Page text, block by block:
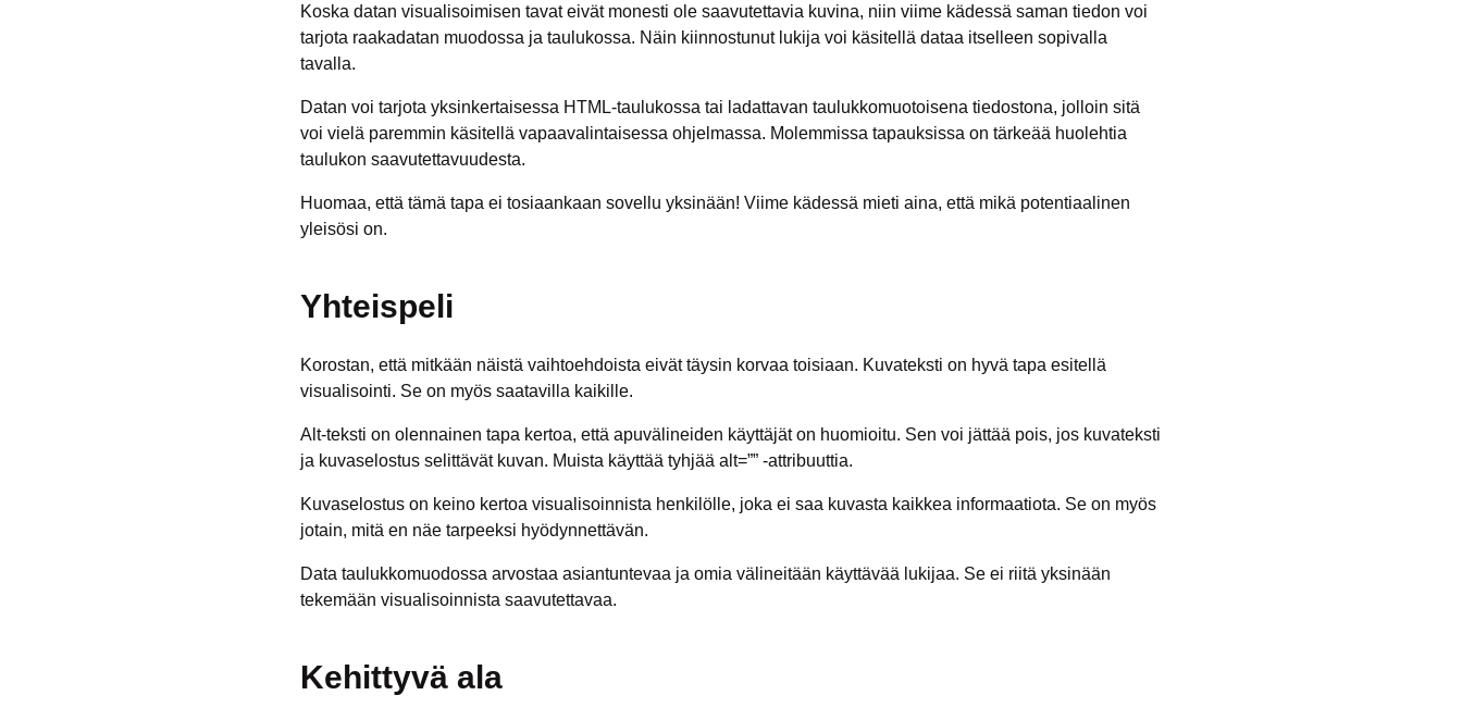
Koska datan visualisoimisen tavat eivät monesti ole saavutettavia kuvina, niin viime kädessä saman tiedon voi
tarjota raakadatan muodossa ja taulukossa. Näin kiinnostunut lukija voi käsitellä dataa itselleen sopivalla
tavalla.
Datan voi tarjota yksinkertaisessa HTML-taulukossa tai ladattavan taulukkomuotoisena tiedostona, jolloin sitä
voi vielä paremmin käsitellä vapaavalintaisessa ohjelmassa. Molemmissa tapauksissa on tärkeää huolehtia
taulukon saavutettavuudesta.
Huomaa, että tämä tapa ei tosiaankaan sovellu yksinään! Viime kädessä mieti aina, että mikä potentiaalinen
yleisösi on.
Yhteispeli
Korostan, että mitkään näistä vaihtoehdoista eivät täysin korvaa toisiaan. Kuvateksti on hyvä tapa esitellä
visualisointi. Se on myös saatavilla kaikille.
Alt-teksti on olennainen tapa kertoa, että apuvälineiden käyttäjät on huomioitu. Sen voi jättää pois, jos kuvateksti
ja kuvaselostus selittävät kuvan. Muista käyttää tyhjää alt=”” -attribuuttia.
Kuvaselostus on keino kertoa visualisoinnista henkilölle, joka ei saa kuvasta kaikkea informaatiota. Se on myös
jotain, mitä en näe tarpeeksi hyödynnettävän.
Data taulukkomuodossa arvostaa asiantuntevaa ja omia välineitään käyttävää lukijaa. Se ei riitä yksinään
tekemään visualisoinnista saavutettavaa.
Kehittyvä ala